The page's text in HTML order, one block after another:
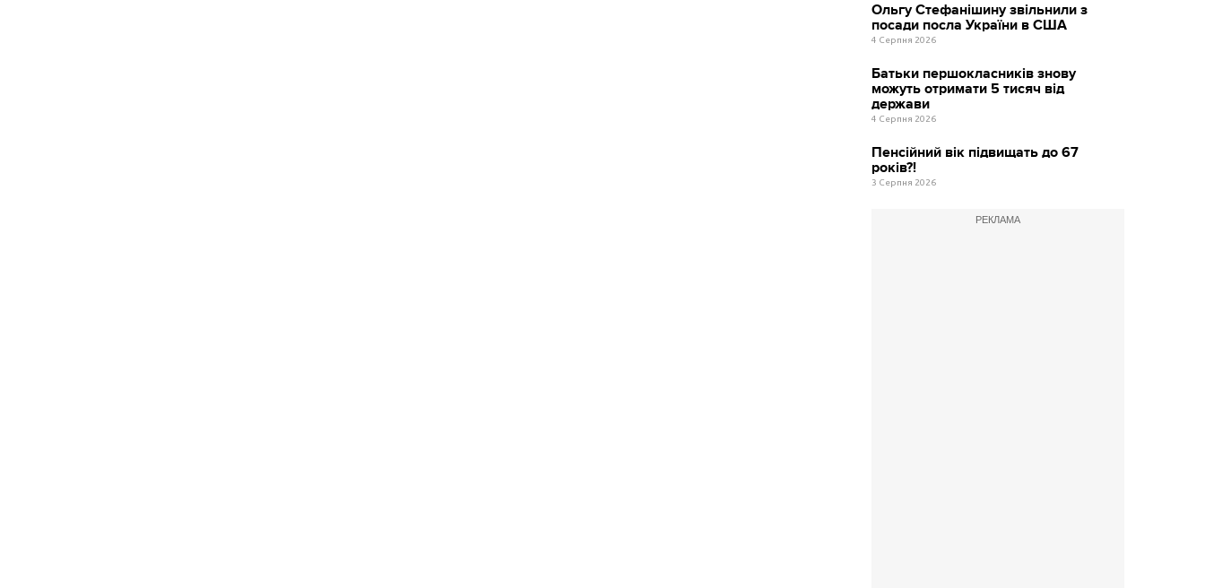
Ольгу Стефанішину звільнили з
посади посла України в США
4 Серпня 2026
Батьки першокласників знову
можуть отримати 5 тисяч від
держави
4 Серпня 2026
Пенсійний вік підвищать до 67
років?!
3 Серпня 2026
РЕКЛАМА